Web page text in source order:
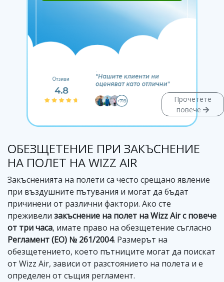
Прочетете
повече
ОБЕЗЩЕТЕНИЕ ПРИ ЗАКЪСНЕНИЕ
НА ПОЛЕТ НА WIZZ AIR
Закъсненията на полети са често срещано явление
при въздушните пътувания и могат да бъдат
причинени от различни фактори. Ако сте
преживели закъснение на полет на Wizz Air с повече
от три часа, имате право на обезщетение съгласно
Регламент (ЕО) № 261/2004. Размерът на
обезщетението, което пътниците могат да поискат
от Wizz Air, зависи от разстоянието на полета и е
определен от същия регламент.